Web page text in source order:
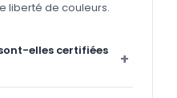
liberté de couleurs.
elles certifiées